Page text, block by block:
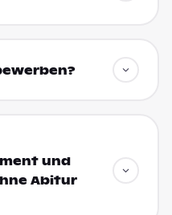
und
Abitur